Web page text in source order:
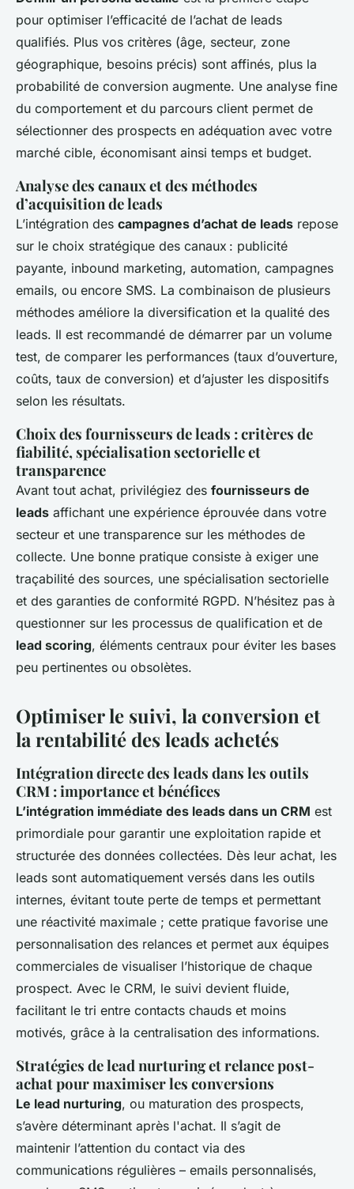
pour optimiser l’efficacité de l’achat de leads
qualifiés. Plus vos critères (âge, secteur, zone
géographique, besoins précis) sont affinés, plus la
probabilité de conversion augmente. Une analyse fine
du comportement et du parcours client permet de
sélectionner des prospects en adéquation avec votre
marché cible, économisant ainsi temps et budget.
Analyse des canaux et des méthodes
d’acquisition de leads
L’intégration des campagnes d’achat de leads repose
sur le choix stratégique des canaux : publicité
payante, inbound marketing, automation, campagnes
emails, ou encore SMS. La combinaison de plusieurs
méthodes améliore la diversification et la qualité des
leads. Il est recommandé de démarrer par un volume
test, de comparer les performances (taux d’ouverture,
coûts, taux de conversion) et d’ajuster les dispositifs
selon les résultats.
Choix des fournisseurs de leads : critères de
fiabilité, spécialisation sectorielle et
transparence
Avant tout achat, privilégiez des fournisseurs de
leads affichant une expérience éprouvée dans votre
secteur et une transparence sur les méthodes de
collecte. Une bonne pratique consiste à exiger une
traçabilité des sources, une spécialisation sectorielle
et des garanties de conformité RGPD. N’hésitez pas à
questionner sur les processus de qualification et de
lead scoring, éléments centraux pour éviter les bases
peu pertinentes ou obsolètes.
Optimiser le suivi, la conversion et
la rentabilité des leads achetés
Intégration directe des leads dans les outils
CRM : importance et bénéfices
L’intégration immédiate des leads dans un CRM est
primordiale pour garantir une exploitation rapide et
structurée des données collectées. Dès leur achat, les
leads sont automatiquement versés dans les outils
internes, évitant toute perte de temps et permettant
une réactivité maximale ; cette pratique favorise une
personnalisation des relances et permet aux équipes
commerciales de visualiser l’historique de chaque
prospect. Avec le CRM, le suivi devient fluide,
facilitant le tri entre contacts chauds et moins
motivés, grâce à la centralisation des informations.
Stratégies de lead nurturing et relance post-
achat pour maximiser les conversions
Le lead nurturing, ou maturation des prospects,
s’avère déterminant après l'achat. Il s’agit de
maintenir l’attention du contact via des
communications régulières – emails personnalisés,